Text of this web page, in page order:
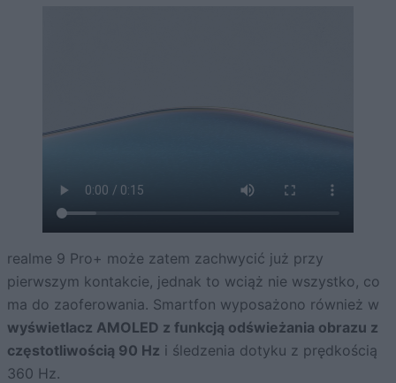
realme 9 Pro+ może zatem zachwycić już przy
pierwszym kontakcie, jednak to wciąż nie wszystko, co
ma do zaoferowania. Smartfon wyposażono również w
wyświetlacz AMOLED z funkcją odświeżania obrazu z
częstotliwością 90 Hz i śledzenia dotyku z prędkością
360 Hz.